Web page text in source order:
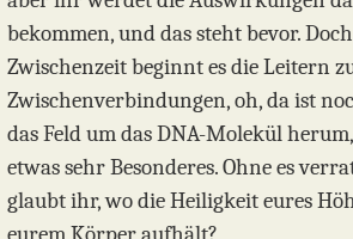
bekommen, und das steht bevor.
Zwischenzeit beginnt es die Leitern
Zwischenverbindungen, oh, da ist
das Feld um das DNA-Molekül
etwas sehr Besonderes. Ohne es
glaubt ihr, wo die Heiligkeit eures